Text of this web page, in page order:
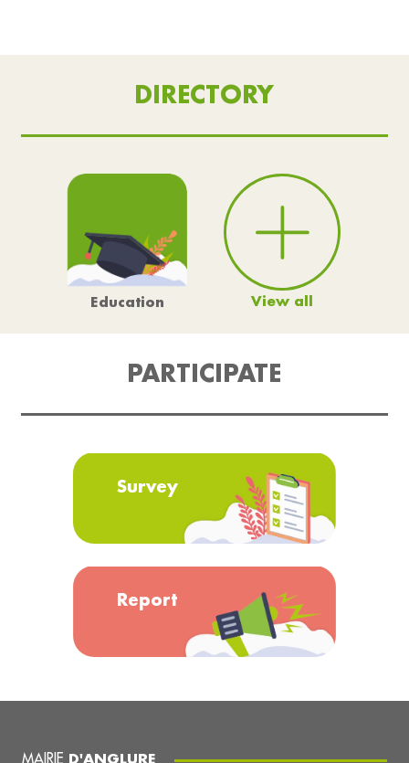
DIRECTORY
Education View all
PARTICIPATE
Survey
Report
MAIRIE D'ANGLURE